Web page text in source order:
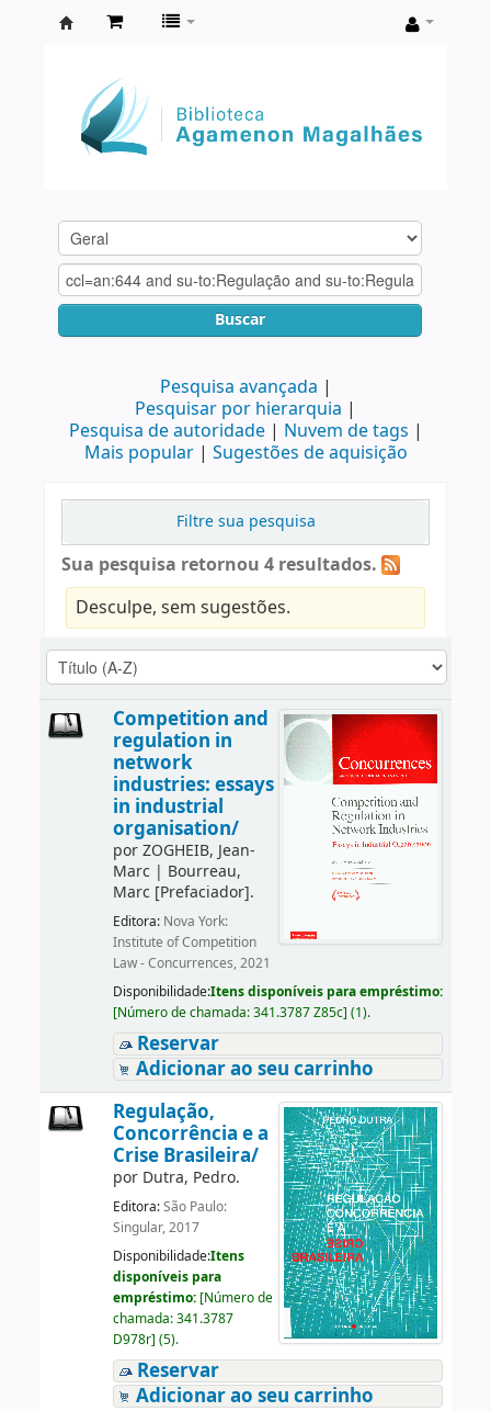
Agamenon
Magalhães
Buscar
Pesquisa avançada
Pesquisar por hierarquia
Pesquisa de autoridade
Nuvem de tags
Mais popular
Sugestões de aquisição
Filtre sua pesquisa
Sua pesquisa retornou 4 resultados.
Desculpe, sem sugestões.
Competition and
regulation in
network
industries: essays
in industrial
organisation/
porZOGHEIB, Jean-
Marc | Bourreau,
Marc [Prefaciador].
Editora: Nova York:
Institute of Competition
Law - Concurrences, 2021
Disponibilidade:Itens disponíveis para empréstimo:
[Número de chamada:341.3787 Z85c] (1).
Reservar
Adicionar ao seu carrinho
Regulação,
Concorrência e a
Crise Brasileira/
por Dutra, Pedro.
Editora:São Paulo:
Singular, 2017
Disponibilidade:Itens
disponíveis para
empréstimo: [Número de
chamada:341.3787
D978r] (5).
Reservar
Adicionar ao seu carrinho